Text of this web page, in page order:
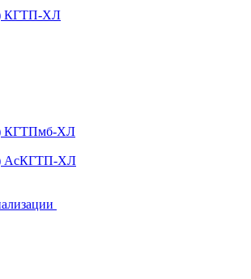
КГТП-ХЛ
КГТПмб-ХЛ
АсКГТП-ХЛ